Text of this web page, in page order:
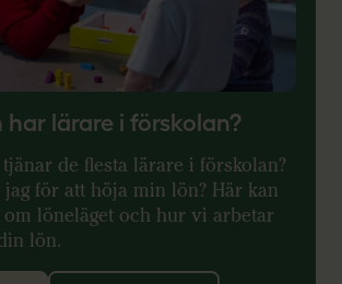
har lärare i förskolan?
de flesta lärare i förskolan?
för att höja min lön? Här kan
löneläget och hur vi arbetar
lön.